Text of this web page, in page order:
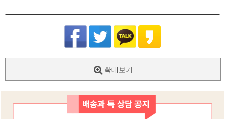
확대보기